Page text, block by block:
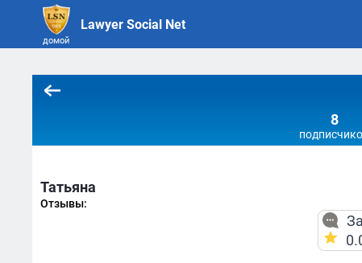
домой
Lawyer Social Net
8
Татьяна
Отзывы: